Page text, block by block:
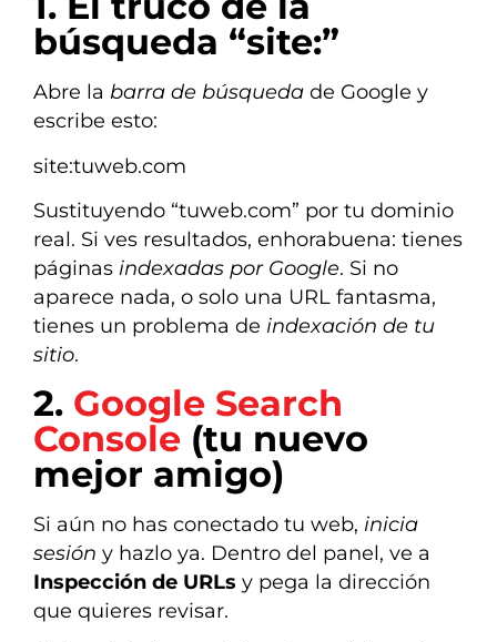
búsqueda “site:”
Abre la barra de búsqueda de Google y
escribe esto:
site:tuweb.com
Sustituyendo “tuweb.com” por tu dominio
real. Si ves resultados, enhorabuena: tienes
páginas indexadas por Google. Si no
aparece nada, o solo una URL fantasma,
tienes un problema de indexación de tu
sitio.
2. Google Search
Console (tu nuevo
mejor amigo)
Si aún no has conectado tu web, inicia
sesión y hazlo ya. Dentro del panel, ve a
Inspección de URLs y pega la dirección
que quieres revisar.